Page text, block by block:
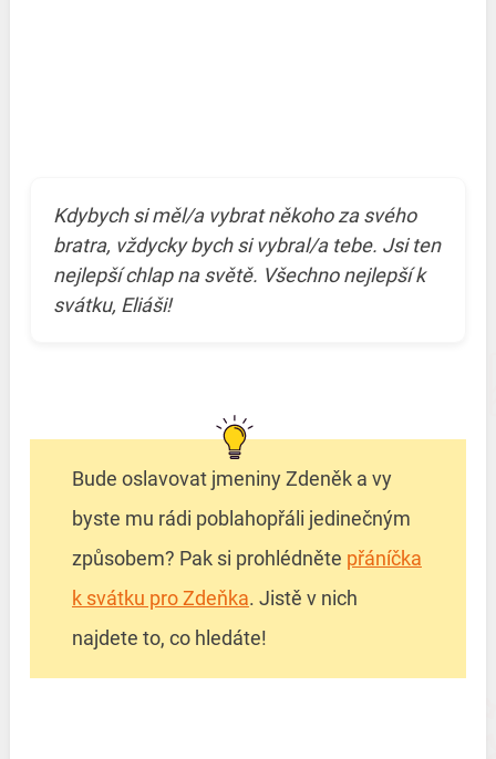
Kdybych si měl/a vybrat někoho za svého
bratra, vždycky bych si vybral/a tebe. Jsi ten
nejlepší chlap na světě. Všechno nejlepší k
svátku, Eliáši!
Bude oslavovat jmeniny Zdeněk a vy
byste mu rádi poblahopřáli jedinečným
způsobem? Pak si prohlédněte přáníčka
k svátku pro Zdeňka. Jistě v nich
najdete to, co hledáte!